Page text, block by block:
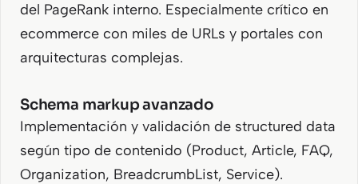
del PageRank interno. Especialmente crítico en
ecommerce con miles de URLs y portales con
arquitecturas complejas.
Schema markup avanzado
Implementación y validación de structured data
según tipo de contenido (Product, Article, FAQ,
Organization, BreadcrumbList, Service).